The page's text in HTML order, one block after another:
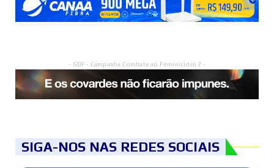
- GDF - Campanha Combate ao Feminicídio 2 -
SIGA-NOS NAS REDES SOCIAIS